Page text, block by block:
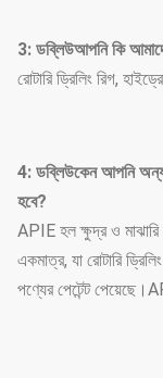
3: ডব্লিউআপনি কি
রোটারি ড্রিলিং রিগ,
4: ডব্লিউকেন আপনি অন্য
হবে?
APIE হল ক্ষুদ্র ও মাঝারি
একমাত্র, যা রোটারি
পণ্যের পেটেন্ট